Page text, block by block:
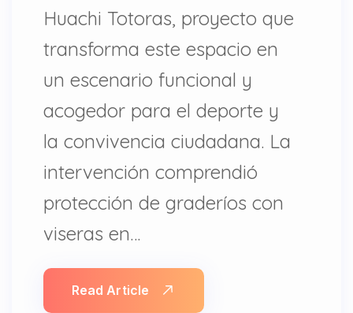
Huachi Totoras, proyecto que
transforma este espacio en
un escenario funcional y
acogedor para el deporte y
la convivencia ciudadana. La
intervención comprendió
protección de graderíos con
viseras en…
Read Article